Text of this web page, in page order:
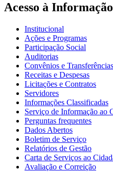
Acesso à Informação
Institucional
Ações e Programas
Participação Social
Auditorias
Convênios e Transferências
Receitas e Despesas
Licitações e Contratos
Servidores
Informações Classificadas
Serviço de Informação ao
Perguntas frequentes
Dados Abertos
Boletim de Serviço
Relatórios de Gestão
Carta de Serviços ao
Avaliação e Correição